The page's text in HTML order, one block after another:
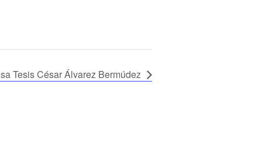
Tesis César Álvarez Bermúdez